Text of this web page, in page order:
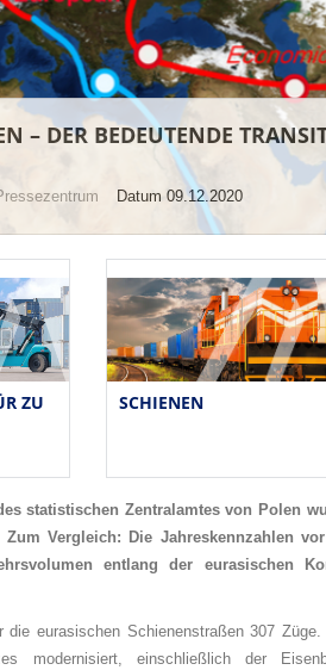
– DER BEDEUTENDE
Datum 09.12.2020
ZU
SCHIENEN
statistischen Zentralamtes von Polen
Vergleich: Die Jahreskennzahlen
entlang der eurasischen
die eurasischen Schienenstraßen 307
modernisiert, einschließlich der